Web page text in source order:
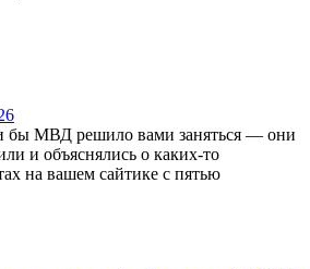
бы МВД решило вами заняться — они
и объяснялись о каких-то
на вашем сайтике с пятью